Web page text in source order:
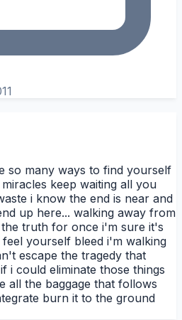
so many ways to find yourself
keep waiting all you
i know the end is near and
up here... walking away from
truth for once i'm sure it's
yourself bleed i'm walking
escape the tragedy that
i could eliminate those things
all the baggage that follows
burn it to the ground